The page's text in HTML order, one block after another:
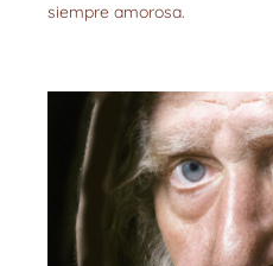
siempre amorosa.